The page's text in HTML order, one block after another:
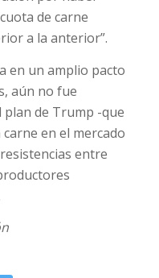
de carne
a la anterior”.
en un amplio pacto
aún no fue
plan de Trump -que
en el mercado
entre